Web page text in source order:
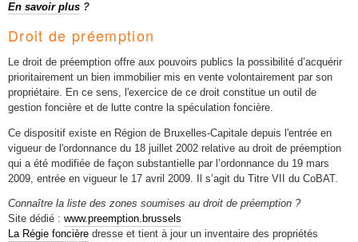
En savoir plus ?
Droit de préemption
Le droit de préemption offre aux pouvoirs publics la possibilité d’acquérir
prioritairement un bien immobilier mis en vente volontairement par son
propriétaire. En ce sens, l'exercice de ce droit constitue un outil de
gestion foncière et de lutte contre la spéculation foncière.
Ce dispositif existe en Région de Bruxelles-Capitale depuis l'entrée en
vigueur de l'ordonnance du 18 juillet 2002 relative au droit de préemption
qui a été modifiée de façon substantielle par l’ordonnance du 19 mars
2009, entrée en vigueur le 17 avril 2009. Il s’agit du Titre VII du CoBAT.
Connaître la liste des zones soumises au droit de préemption ?
Site dédié : www.preemption.brussels
La Régie foncière dresse et tient à jour un inventaire des propriétés